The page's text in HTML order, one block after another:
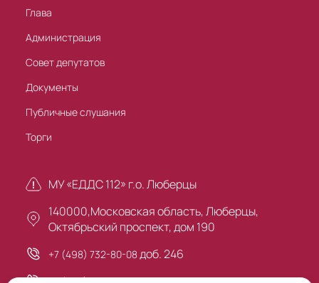
Глава
Администрация
Совет депутатов
Документы
Публичные слушания
Торги
МУ «ЕДДС 112» г.о. Люберцы
140000,Московская область, Люберцы,
Октябрьский проспект, дом 190
+7 (498) 732-80-08 доб. 246